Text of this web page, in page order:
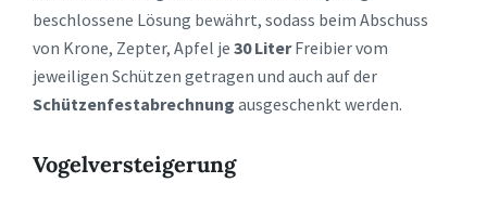
beschlossene Lösung bewährt, sodass beim Abschuss
von Krone, Zepter, Apfel je 30 LiterFreibier vom
jeweiligen Schützen getragen und auch auf der
Schützenfestabrechnung ausgeschenkt werden.
Vogelversteigerung